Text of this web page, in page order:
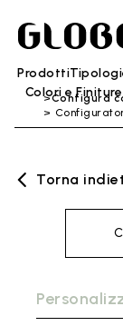
Prodotti
Colori e Finiture
Configura
Torna